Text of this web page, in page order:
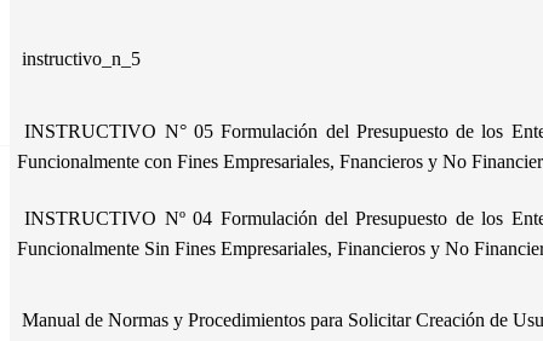
instructivo_n_5
INSTRUCTIVO N° 05 Formulación del Presupuesto de los
Funcionalmente con Fines Empresariales, Fnancieros y No
INSTRUCTIVO Nº 04 Formulación del Presupuesto de los
Funcionalmente Sin Fines Empresariales, Financieros y No
Manual de Normas y Procedimientos para Solicitar Creación de